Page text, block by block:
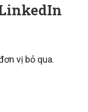
vị bỏ qua.